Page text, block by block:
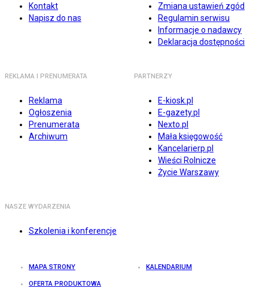
Kontakt
Napisz do nas
Zmiana ustawień zgód
Regulamin serwisu
Informacje o nadawcy
Deklaracja dostępności
REKLAMA I PRENUMERATA
Reklama
Ogłoszenia
Prenumerata
Archiwum
PARTNERZY
E-kiosk.pl
E-gazety.pl
Nexto.pl
Mała księgowość
Kancelarierp.pl
Wieści Rolnicze
Życie Warszawy
NASZE WYDARZENIA
Szkolenia i konferencje
MAPA STRONY KALENDARIUM
OFERTA PRODUKTOWA